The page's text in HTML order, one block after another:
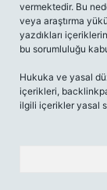
vermektedir. Bu
veya araştırma
yazdıkları
bu sorumluluğu
Hukuka ve yasal
içerikleri,
ilgili içerikler yasal